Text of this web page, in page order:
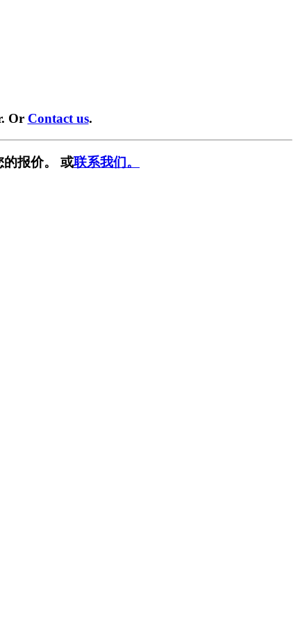
Or Contact us.
的报价。 或联系我们。